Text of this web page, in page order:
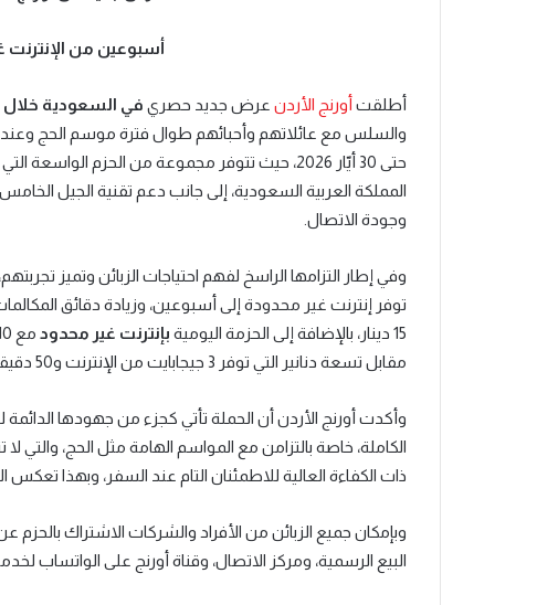
أسبوعين من الإنترنت غير
أطلقت أورنج الأردن عرض جديد حصري في السعودية
حتى 30 أيّار 2026، حيث تتوفر مجموعة من الحزم
المملكة العربية السعودية، إلى جانب دعم تقنية الجيل
وجودة الاتصال.
وفي إطار التزامها الراسخ لفهم احتياجات الزبائن وتميز
15 دينار، بالإضافة إلى الحزمة اليومية
بإنترنت غير محدود
مقابل تسعة دنانير التي توفر 3 جيجابايت من الإنترنت و50 دقيقة مكالمات.
وأكدت أورنج الأردن أن الحملة تأتي كجزء من جهودها
الكاملة، خاصة بالتزامن مع المواسم الهامة مثل الحج، والتي
ذات الكفاءة العالية للاطمئنان التام عند السفر، وبهذا
البيع الرسمية، ومركز الاتصال، وقناة أورنج على الواتساب